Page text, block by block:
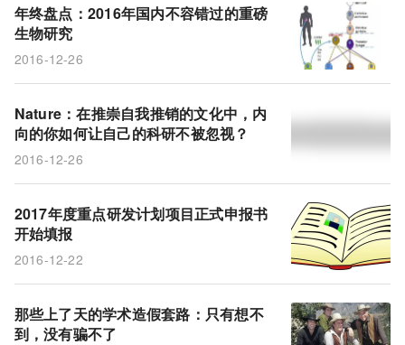
年终盘点：2016年国内不容错过的重磅
生物研究
2016-12-26
Nature：在推崇自我推销的文化中，内
向的你如何让自己的科研不被忽视？
2016-12-26
2017年度重点研发计划项目正式申报书
开始填报
2016-12-22
那些上了天的学术造假套路：只有想不
到，没有骗不了